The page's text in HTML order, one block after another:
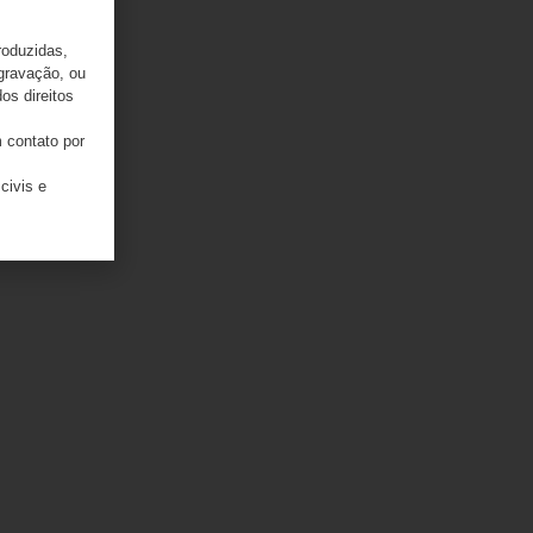
ou
direitos
contato por
e